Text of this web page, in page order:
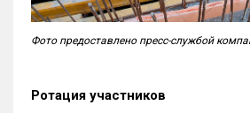
Фото предоставлено пресс-службой
Ротация участников